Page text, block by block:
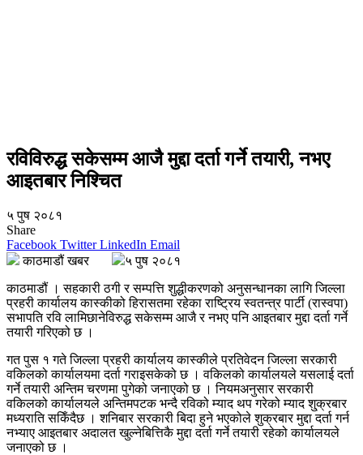
रविविरुद्ध सकेसम्म आजै मुद्दा दर्ता गर्ने तयारी, नभए
आइतबार निश्चित
५ पुष २०८१
Share
Facebook Twitter LinkedIn Email
काठमाडौं खबर
५ पुष २०८१
काठमाडौं । सहकारी ठगी र सम्पत्ति शुद्धीकरणको अनुसन्धानका लागि जिल्ला
प्रहरी कार्यालय कास्कीको हिरासतमा रहेका राष्ट्रिय स्वतन्त्र पार्टी (रास्वपा)
सभापति रवि लामिछानेविरुद्ध सकेसम्म आजै र नभए पनि आइतबार मुद्दा दर्ता गर्ने
तयारी गरिएको छ ।
गत पुस १ गते जिल्ला प्रहरी कार्यालय कास्कीले प्रतिवेदन जिल्ला सरकारी
वकिलको कार्यालयमा दर्ता गराइसकेको छ । वकिलको कार्यालयले यसलाई दर्ता
गर्ने तयारी अन्तिम चरणमा पुगेको जनाएको छ । नियमअनुसार सरकारी
वकिलको कार्यालयले अन्तिमपटक भन्दै रविको म्याद थप गरेको म्याद शु्क्रबार
मध्यराति सकिँदैछ । शनिबार सरकारी बिदा हुने भएकोले शुक्रबार मुद्दा दर्ता गर्न
नभ्याए आइतबार अदालत खुल्नेबित्तिकै मुद्दा दर्ता गर्ने तयारी रहेको कार्यालयले
जनाएको छ ।